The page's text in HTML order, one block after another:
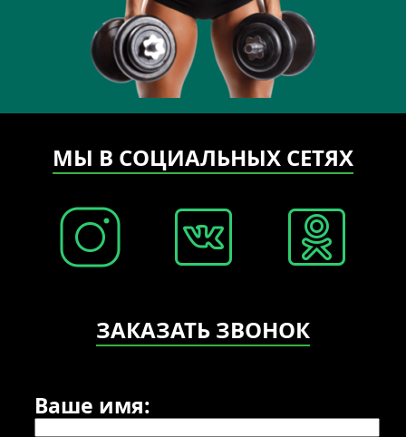
МЫ В СОЦИАЛЬНЫХ СЕТЯХ
ЗАКАЗАТЬ ЗВОНОК
Ваше имя: